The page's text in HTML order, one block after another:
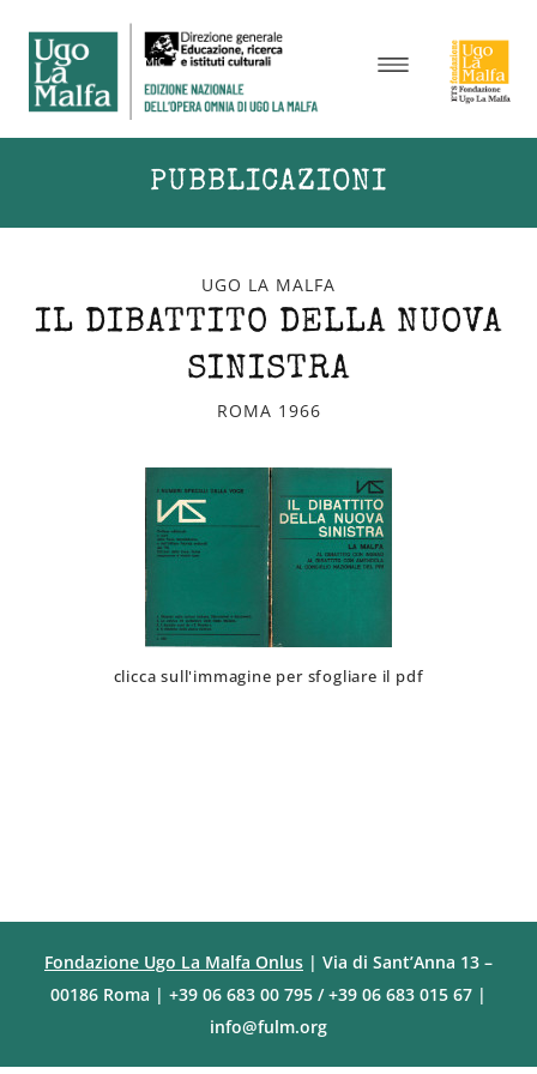
PUBBLICAZIONI
UGO LA MALFA
IL DIBATTITO DELLA NUOVA
SINISTRA
ROMA 1966
clicca sull'immagine per sfogliare il pdf
Fondazione Ugo La Malfa Onlus | Via di Sant’Anna 13 –
00186 Roma | +39 06 683 00 795 / +39 06 683 015 67 |
info@fulm.org